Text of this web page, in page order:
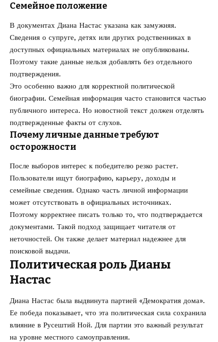
Семейное положение
В документах Диана Настас указана как замужняя.
Сведения о супруге, детях или других родственниках в
доступных официальных материалах не опубликованы.
Поэтому такие данные нельзя добавлять без отдельного
подтверждения.
Это особенно важно для корректной политической
биографии. Семейная информация часто становится частью
публичного интереса. Но новостной текст должен отделять
подтвержденные факты от слухов.
Почему личные данные требуют
осторожности
После выборов интерес к победителю резко растет.
Пользователи ищут биографию, карьеру, доходы и
семейные сведения. Однако часть личной информации
может отсутствовать в официальных источниках.
Поэтому корректнее писать только то, что подтверждается
документами. Такой подход защищает читателя от
неточностей. Он также делает материал надежнее для
поисковой выдачи.
Политическая роль Дианы
Настас
Диана Настас была выдвинута партией «Демократия дома».
Ее победа показывает, что эта политическая сила сохранила
влияние в Русештий Ной. Для партии это важный результат
на уровне местного самоуправления.